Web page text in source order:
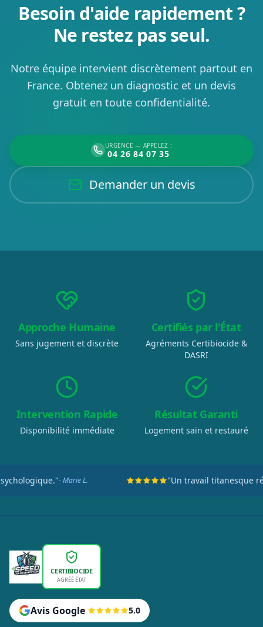
Besoin d'aide rapidement ?
Ne restez pas seul.
Notre équipe intervient discrètement partout en
France. Obtenez un diagnostic et un devis
gratuit en toute confidentialité.
URGENCE — APPELEZ :
04 26 84 07 35
Demander un devis
Approche Humaine
Sans jugement et discrète
Certifiés par l'État
Agréments Certibiocide &
DASRI
Intervention Rapide
Disponibilité immédiate
Résultat Garanti
Logement sain et restauré
"Un travail titanesque réalisé en seulement
CERTIBIOCIDE
AGRÉÉ ÉTAT
Avis Google 5.0